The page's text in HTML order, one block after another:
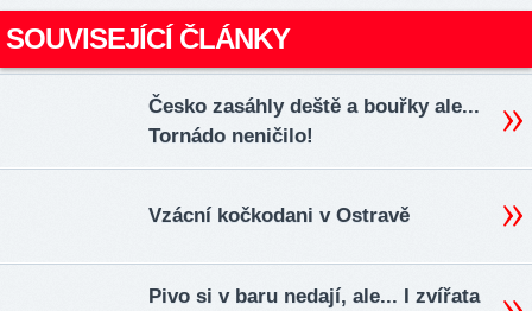
SOUVISEJÍCÍ ČLÁNKY
Česko zasáhly deště a bouřky ale...
Tornádo neničilo!
Vzácní kočkodani v Ostravě
Pivo si v baru nedají, ale... I zvířata